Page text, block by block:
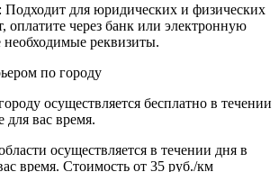
Подходит для юридических и физических
оплатите через банк или электронную
необходимые реквизиты.
по городу
осуществляется бесплатно в течении
для вас время.
осуществляется в течении дня в
время. Стоимость от 35 руб./км